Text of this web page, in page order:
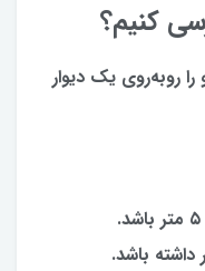
کنیم؟
روبه‌روی یک دیوار
باشد.